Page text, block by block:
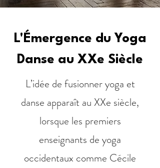
L'Émergence du Yoga
Danse au XXe Siècle
L’idée de fusionner yoga et
danse apparaît au XXe siècle,
lorsque les premiers
enseignants de yoga
occidentaux comme Cécile